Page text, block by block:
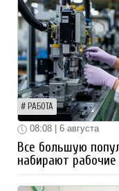
РАБОТА
08:08 | 6 августа
Все большую
набирают